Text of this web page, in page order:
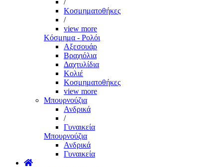
/
Κοσμηματοθήκες
/
view more
Κόσμημα - Ρολόι
Αξεσουάρ
Βραχιόλια
Δαχτυλίδια
Κολιέ
Κοσμηματοθήκες
view more
Μπουρνούζια
Ανδρικά
/
Γυναικεία
Μπουρνούζια
Ανδρικά
Γυναικεία